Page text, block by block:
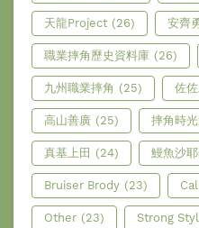
天龍Project (26) 安齊
職業摔角歷史資料庫 (26)
九州職業摔角 (25) 佐
高山善廣 (25) 摔角時
真基上田 (24) 鰻魚沙
Bruiser Brody (23)
Other (23) Strong